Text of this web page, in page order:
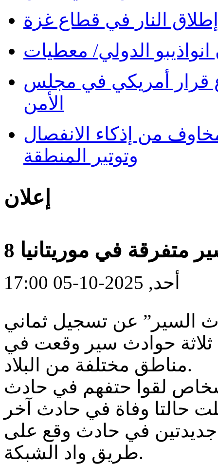
النار في قطاع غزة
الدولي/ معطيات
قرار أمريكي في مجلس
الأمن
من إذكاء الانفصال
وتوتير المنطقة
إعلان
متفرقة في موريتانيا
أحد, 2025-10-05 17:00
السير” عن تسجيل ثماني
ثلاثة حوادث سير وقعت في
مناطق مختلفة من البلاد.
لقوا حتفهم في حادث
حالتا وفاة في حادث آخر
جديدتين في حادث وقع على
طريق واد الشبكة.